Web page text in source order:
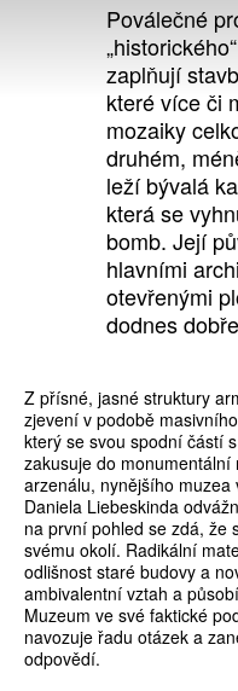
Poválečné
zaplňují
které více či
mozaiky
druhém,
leží bývalá
která se
bomb. Její
hlavními
otevřenými
dodnes
Z přísné, jasné struktury
zjevení v podobě
který se svou spodní částí
zakusuje do
arzenálu, nynějšího
Daniela Liebeskinda
na první pohled se zdá, že
svému okolí. Radikální
odlišnost staré budovy a
ambivalentní vztah a
Muzeum ve své faktické
navozuje řadu otázek a
odpovědí.